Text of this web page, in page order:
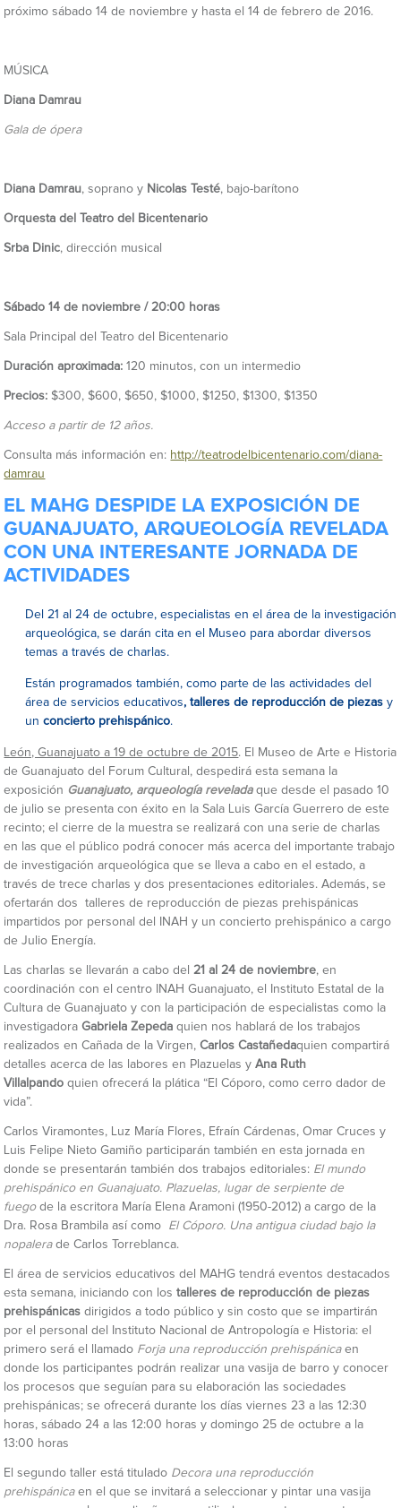
próximo sábado 14 de noviembre y hasta el 14 de febrero de 2016.
MÚSICA
Diana Damrau
Gala de ópera
Diana Damrau, soprano y Nicolas Testé, bajo-barítono
Orquesta del Teatro del Bicentenario
Srba Dinic, dirección musical
Sábado 14 de noviembre / 20:00 horas
Sala Principal del Teatro del Bicentenario
Duración aproximada: 120 minutos, con un intermedio
Precios: $300, $600, $650, $1000, $1250, $1300, $1350
Acceso a partir de 12 años.
Consulta más información en: http://teatrodelbicentenario.com/diana-
damrau
EL MAHG DESPIDE LA EXPOSICIÓN DE
GUANAJUATO, ARQUEOLOGÍA REVELADA
CON UNA INTERESANTE JORNADA DE
ACTIVIDADES
Del 21 al 24 de octubre, especialistas en el área de la investigación
arqueológica, se darán cita en el Museo para abordar diversos
temas a través de charlas.
Están programados también, como parte de las actividades del
área de servicios educativos, talleres de reproducción de piezasy
un concierto prehispánico.
León, Guanajuato a 19 de octubre de 2015. El Museo de Arte e Historia
de Guanajuato del Forum Cultural, despedirá esta semana la
exposición Guanajuato, arqueología reveladaque desde el pasado 10
de julio se presenta con éxito en la Sala Luis García Guerrero de este
recinto; el cierre de la muestra se realizará con una serie de charlas
en las que el público podrá conocer más acerca del importante trabajo
de investigación arqueológica que se lleva a cabo en el estado, a
través de trece charlas y dos presentaciones editoriales. Además, se
ofertarán dos talleres de reproducción de piezas prehispánicas
impartidos por personal del INAH y un concierto prehispánico a cargo
de Julio Energía.
Las charlas se llevarán a cabo del21 al 24 de noviembre, en
coordinación con el centro INAH Guanajuato, el Instituto Estatal de la
Cultura de Guanajuato y con la participación de especialistas como la
investigadoraGabriela Zepeda quien nos hablará de los trabajos
realizados en Cañada de la Virgen,Carlos Castañedaquien compartirá
detalles acerca de las labores en Plazuelas yAna Ruth
Villalpando quien ofrecerá la plática “El Cóporo, como cerro dador de
vida”.
Carlos Viramontes, Luz María Flores, Efraín Cárdenas, Omar Cruces y
Luis Felipe Nieto Gamiño participarán también en esta jornada en
donde se presentarán también dos trabajos editoriales: El mundo
prehispánico en Guanajuato. Plazuelas, lugar de serpiente de
fuegode la escritora María Elena Aramoni (1950-2012) a cargo de la
Dra. Rosa Brambila así como El Cóporo. Una antigua ciudad bajo la
nopalerade Carlos Torreblanca.
El área de servicios educativos del MAHG tendrá eventos destacados
esta semana, iniciando con lostalleres de reproducción de piezas
prehispánicas dirigidos a todo público y sin costo que se impartirán
por el personal del Instituto Nacional de Antropología e Historia: el
primero será el llamado Forja una reproducción prehispánicaen
donde los participantes podrán realizar una vasija de barro y conocer
los procesos que seguían para su elaboración las sociedades
prehispánicas; se ofrecerá durante los días viernes 23 a las 12:30
horas, sábado 24 a las 12:00 horas y domingo 25 de octubre a la
13:00 horas
El segundo taller está titulado Decora una reproducción
prehispánicaen el que se invitará a seleccionar y pintar una vasija